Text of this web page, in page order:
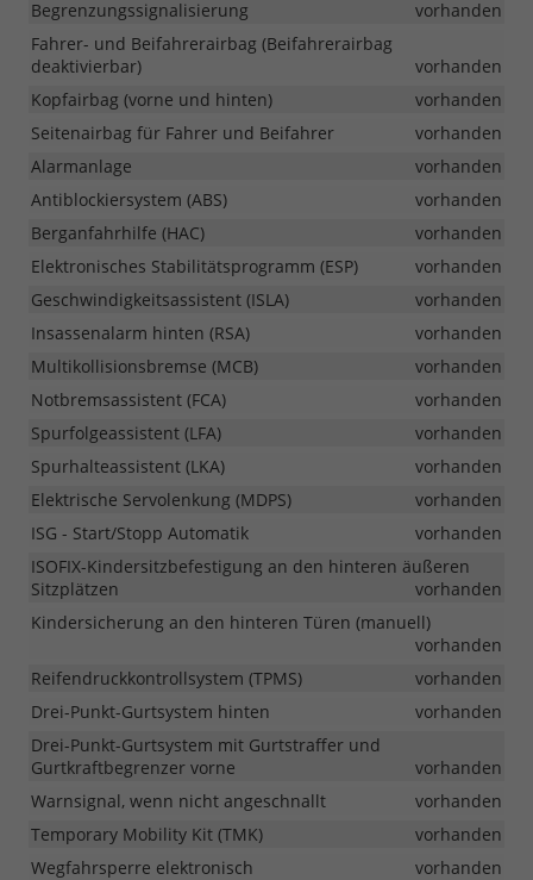
Begrenzungssignalisierung
vorhanden
Fahrer- und Beifahrerairbag (Beifahrerairbag
deaktivierbar)
vorhanden
Kopfairbag (vorne und hinten)
vorhanden
Seitenairbag für Fahrer und Beifahrer
vorhanden
Alarmanlage
vorhanden
Antiblockiersystem (ABS)
vorhanden
Berganfahrhilfe (HAC)
vorhanden
Elektronisches Stabilitätsprogramm (ESP)
vorhanden
Geschwindigkeitsassistent (ISLA)
vorhanden
Insassenalarm hinten (RSA)
vorhanden
Multikollisionsbremse (MCB)
vorhanden
Notbremsassistent (FCA)
vorhanden
Spurfolgeassistent (LFA)
vorhanden
Spurhalteassistent (LKA)
vorhanden
Elektrische Servolenkung (MDPS)
vorhanden
ISG - Start/Stopp Automatik
vorhanden
ISOFIX-Kindersitzbefestigung an den hinteren äußeren
Sitzplätzen
vorhanden
Kindersicherung an den hinteren Türen (manuell)
vorhanden
Reifendruckkontrollsystem (TPMS)
vorhanden
Drei-Punkt-Gurtsystem hinten
vorhanden
Drei-Punkt-Gurtsystem mit Gurtstraffer und
Gurtkraftbegrenzer vorne
vorhanden
Warnsignal, wenn nicht angeschnallt
vorhanden
Temporary Mobility Kit (TMK)
vorhanden
Wegfahrsperre elektronisch
vorhanden